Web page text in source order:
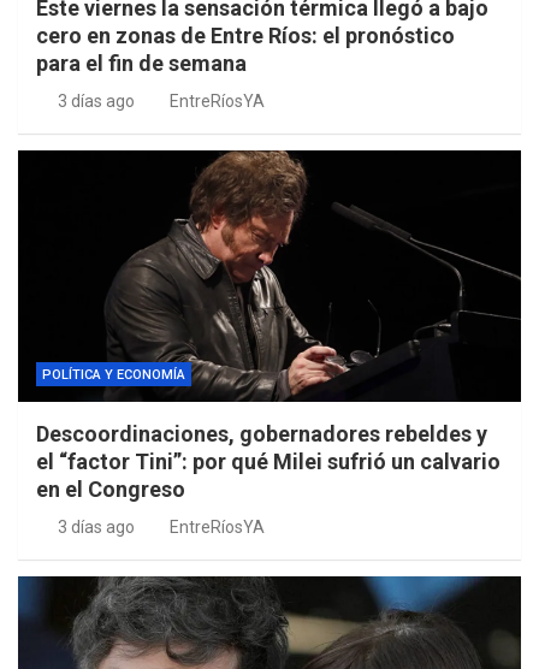
Este viernes la sensación térmica llegó a bajo
cero en zonas de Entre Ríos: el pronóstico
para el fin de semana
3 días ago EntreRíosYA
POLÍTICA Y ECONOMÍA
Descoordinaciones, gobernadores rebeldes y
el “factor Tini”: por qué Milei sufrió un calvario
en el Congreso
3 días ago EntreRíosYA